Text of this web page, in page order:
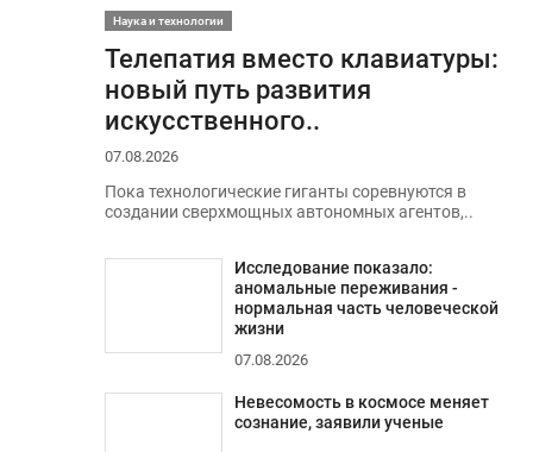
Наука и технологии
Телепатия вместо клавиатуры:
новый путь развития
искусственного..
07.08.2026
Пока технологические гиганты соревнуются в
создании сверхмощных автономных агентов,..
Исследование показало:
аномальные переживания -
нормальная часть человеческой
жизни
07.08.2026
Невесомость в космосе меняет
сознание, заявили ученые